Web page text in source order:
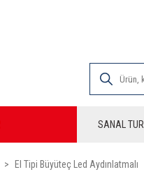
SANAL TUR
El Tipi Büyüteç Led Aydınlatmalı